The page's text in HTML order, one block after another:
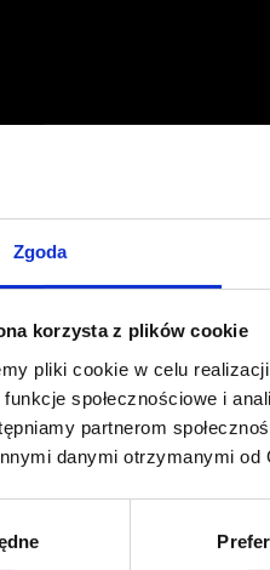
Zgoda
korzysta z plików cookie
pliki cookie w celu realizacji
społecznościowe i
partnerom
danymi otrzymanymi